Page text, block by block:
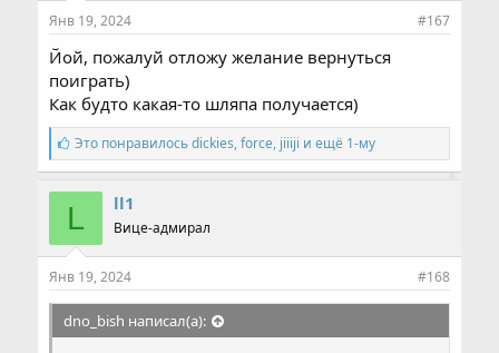
Янв 19, 2024 #167
Йой, пожалуй отложу желание вернуться
поиграть)
Как будто какая-то шляпа получается)
С
и
м
п
т
и
:
Это понравилосьdickies,force, jiiiji и ещё 1-му
L ll1
Вице-адмирал
Янв 19, 2024 #168
dno_bish написал(а):